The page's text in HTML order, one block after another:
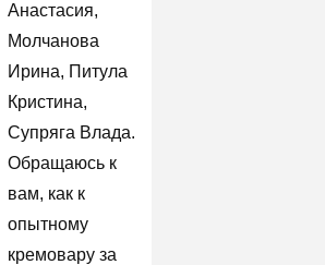
Анастасия,
Молчанова
Ирина, Питула
Кристина,
Супряга Влада.
Обращаюсь к
вам, как к
опытному
кремовару за